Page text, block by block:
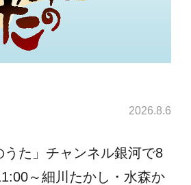
2026.8.6
うた」チャンネル銀河で8
～細川たかし・水森か